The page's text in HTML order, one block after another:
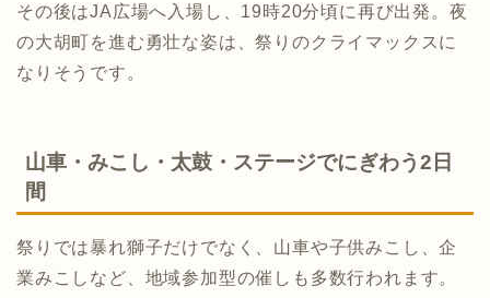
その後はJA広場へ入場し、19時20分頃に再び出発。夜
の大胡町を進む勇壮な姿は、祭りのクライマックスに
なりそうです。
山車・みこし・太鼓・ステージでにぎわう2日
間
祭りでは暴れ獅子だけでなく、山車や子供みこし、企
業みこしなど、地域参加型の催しも多数行われます。